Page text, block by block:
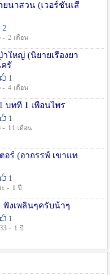
นาสวน (เวอร์ชั่นเสี
2
- 2 เดือน
ใหญ่ (นิยายเรื่องยา
ครั
1
- 4 เดือน
บทที่ 1 เพื่อนไพร
1
- 11 เดือน
อร์ (อาถรรพ์ เขาแท
1
- 1 ปี
ฟังเพลินๆครับน้าๆ
1
- 1 ปี